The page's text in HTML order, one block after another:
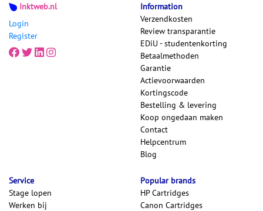
Inktweb.nl
Login
Register
Information
Verzendkosten
Review transparantie
EDiU - studentenkorting
Betaalmethoden
Garantie
Actievoorwaarden
Kortingscode
Bestelling & levering
Koop ongedaan maken
Contact
Helpcentrum
Blog
Service
Stage lopen
Werken bij
Popular brands
HP Cartridges
Canon Cartridges